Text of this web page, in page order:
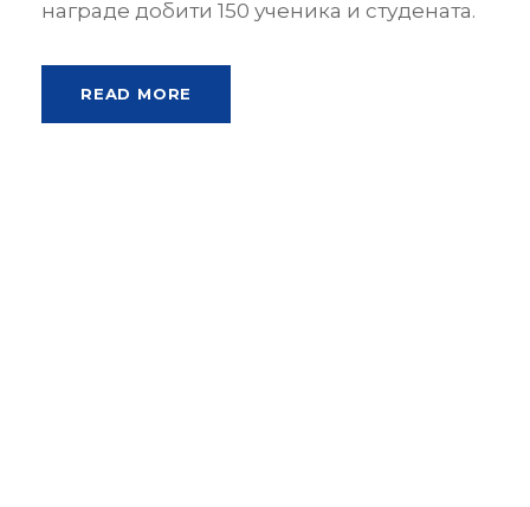
награде добити 150 ученика и студената.
READ MORE